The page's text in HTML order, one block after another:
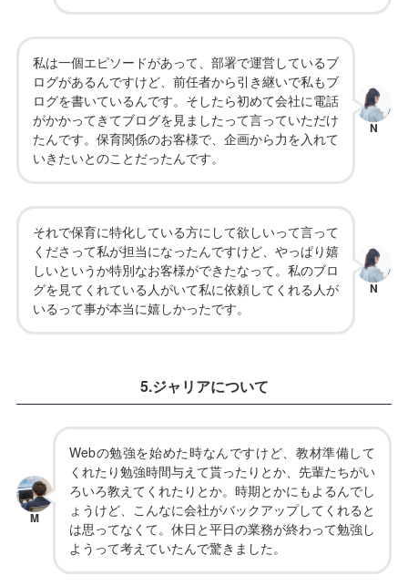
私は一個エピソードがあって、部署で運営しているブ
ログがあるんですけど、前任者から引き継いで私もブ
ログを書いているんです。そしたら初めて会社に電話
がかかってきてブログを見ましたって言っていただけ
たんです。保育関係のお客様で、企画から力を入れて
いきたいとのことだったんです。
N
それで保育に特化している方にして欲しいって言って
くださって私が担当になったんですけど、やっぱり嬉
しいというか特別なお客様ができたなって。私のブロ
グを見てくれている人がいて私に依頼してくれる人が
いるって事が本当に嬉しかったです。
N
5.ジャリアについて
M
Webの勉強を始めた時なんですけど、教材準備して
くれたり勉強時間与えて貰ったりとか、先輩たちがい
ろいろ教えてくれたりとか。時期とかにもよるんでし
ょうけど、こんなに会社がバックアップしてくれると
は思ってなくて。休日と平日の業務が終わって勉強し
ようって考えていたんで驚きました。